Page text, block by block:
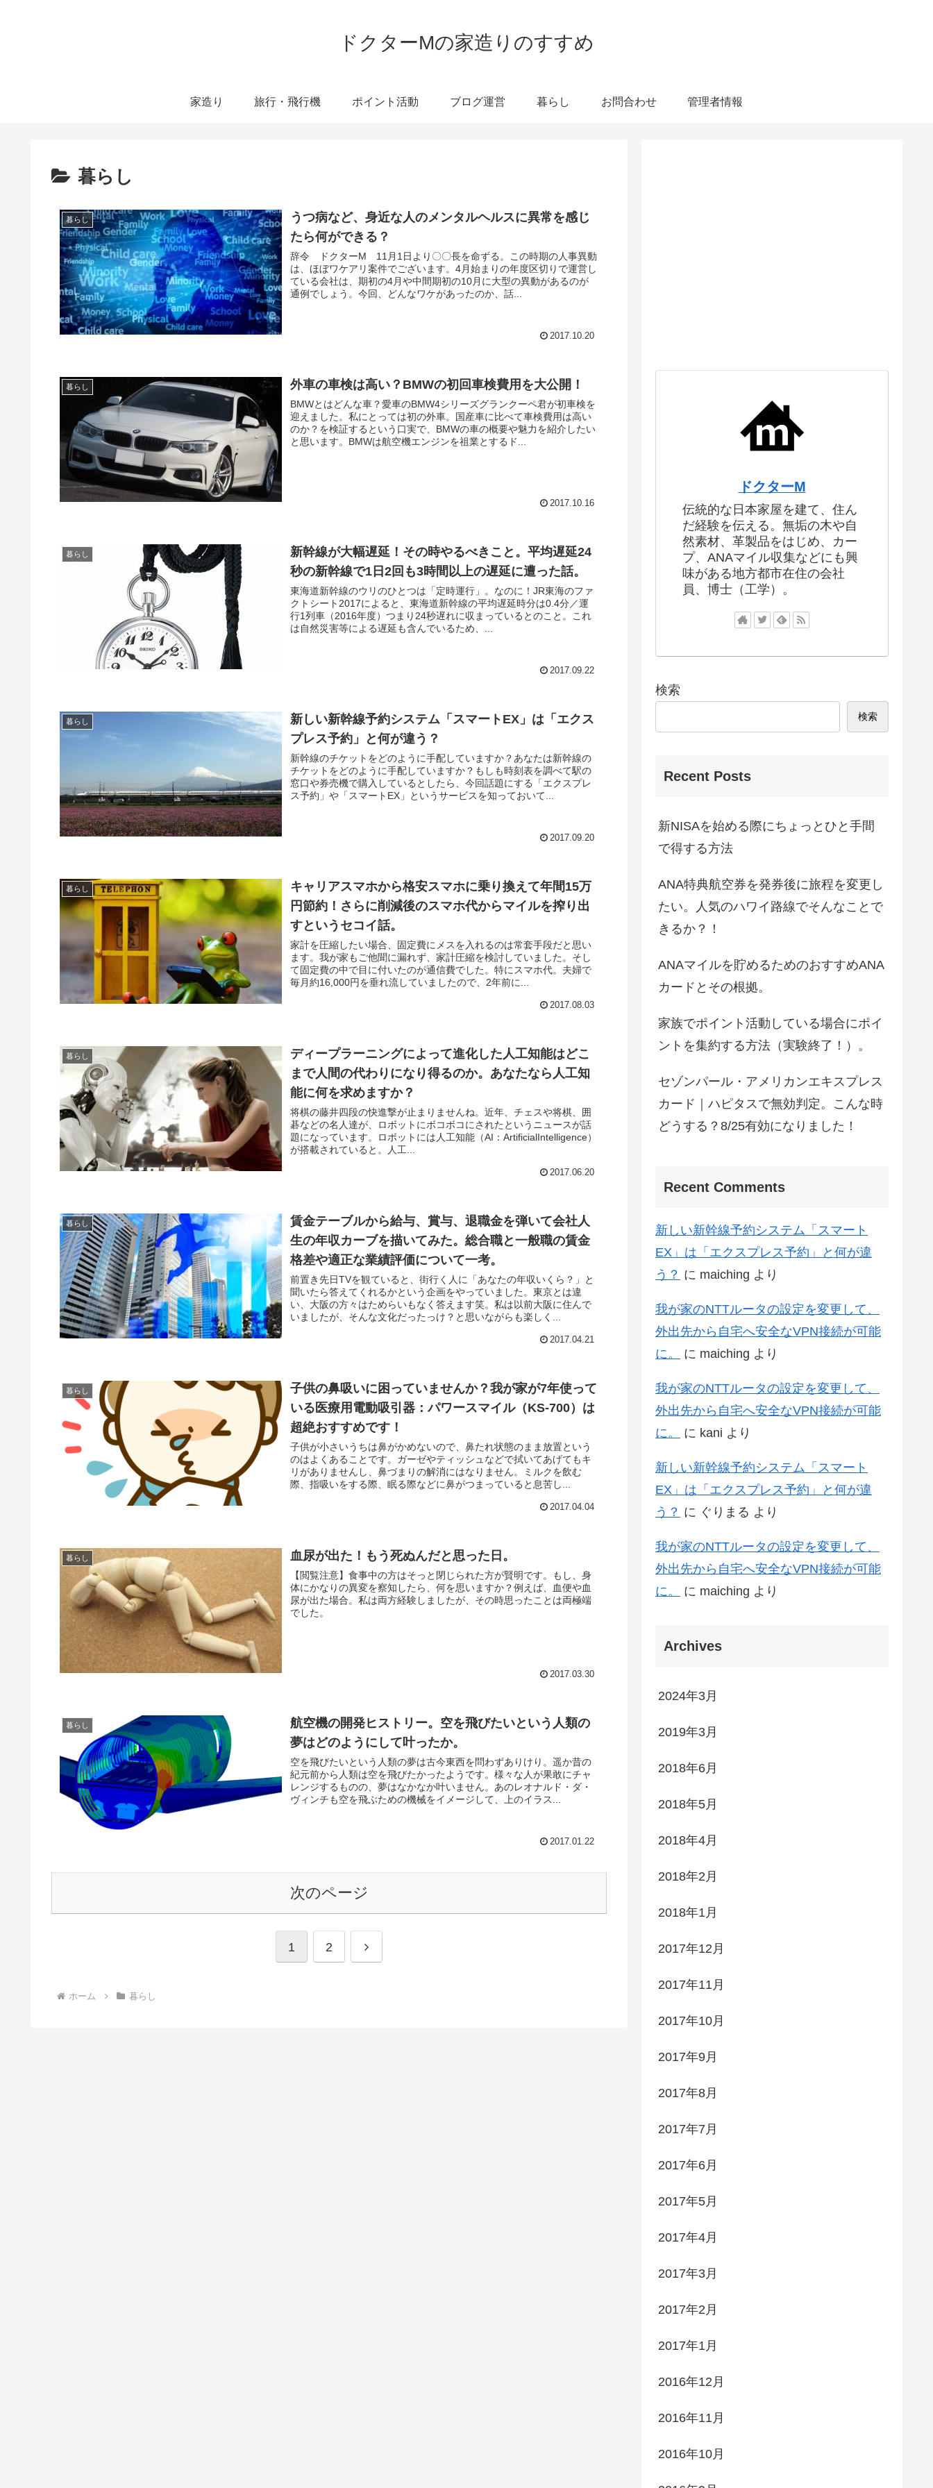
ドクターMの家造りのすすめ
家造り 旅行・飛行機 ポイント活動 ブログ運営 暮らし お問合わせ 管理者情報
暮らし
暮らし
うつ病など、身近な人のメンタルヘルスに異常を感じ
たら何ができる？
辞令 ドクターM 11月1日より〇〇長を命ずる。この時期の人事異動
は、ほぼワケアリ案件でございます。4月始まりの年度区切りで運営し
ている会社は、期初の4月や中間期初の10月に大型の異動があるのが
通例でしょう。今回、どんなワケがあったのか、話...
2017.10.20
暮らし 外車の車検は高い？BMWの初回車検費用を大公開！
BMWとはどんな車？愛車のBMW4シリーズグランクーペ君が初車検を
迎えました。私にとっては初の外車。国産車に比べて車検費用は高い
のか？を検証するという口実で、BMWの車の概要や魅力を紹介したい
と思います。BMWは航空機エンジンを祖業とするド...
2017.10.16
暮らし
新幹線が大幅遅延！その時やるべきこと。平均遅延24
秒の新幹線で1日2回も3時間以上の遅延に遭った話。
東海道新幹線のウリのひとつは「定時運行」。なのに！JR東海のファ
クトシート2017によると、東海道新幹線の平均遅延時分は0.4分／運
行1列車（2016年度）つまり24秒遅れに収まっているとのこと。これ
は自然災害等による遅延も含んでいるため、...
2017.09.22
暮らし
新しい新幹線予約システム「スマートEX」は「エクス
プレス予約」と何が違う？
新幹線のチケットをどのように手配していますか？あなたは新幹線の
チケットをどのように手配していますか？もしも時刻表を調べて駅の
窓口や券売機で購入しているとしたら、今回話題にする「エクスプレ
ス予約」や「スマートEX」というサービスを知っておいて...
2017.09.20
暮らし
キャリアスマホから格安スマホに乗り換えて年間15万
円節約！さらに削減後のスマホ代からマイルを搾り出
すというセコイ話。
家計を圧縮したい場合、固定費にメスを入れるのは常套手段だと思い
ます。我が家もご他聞に漏れず、家計圧縮を検討していました。そし
て固定費の中で目に付いたのが通信費でした。特にスマホ代。夫婦で
毎月約16,000円を垂れ流していましたので、2年前に...
2017.08.03
暮らし
ディープラーニングによって進化した人工知能はどこ
まで人間の代わりになり得るのか。あなたなら人工知
能に何を求めますか？
将棋の藤井四段の快進撃が止まりませんね。近年、チェスや将棋、囲
碁などの名人達が、ロボットにボコボコにされたというニュースが話
題になっています。ロボットには人工知能（AI：ArtificialIntelligence）
が搭載されていると。人工...
2017.06.20
暮らし
賃金テーブルから給与、賞与、退職金を弾いて会社人
生の年収カーブを描いてみた。総合職と一般職の賃金
格差や適正な業績評価について一考。
前置き先日TVを観ていると、街行く人に「あなたの年収いくら？」と
聞いたら答えてくれるかという企画をやっていました。東京とは違
い、大阪の方々はためらいもなく答えます笑。私は以前大阪に住んで
いましたが、そんな文化だったっけ？と思いながらも楽しく...
2017.04.21
暮らし
子供の鼻吸いに困っていませんか？我が家が7年使って
いる医療用電動吸引器：パワースマイル（KS-700）は
超絶おすすめです！
子供が小さいうちは鼻がかめないので、鼻たれ状態のまま放置という
のはよくあることです。ガーゼやティッシュなどで拭いてあげてもキ
リがありませんし、鼻づまりの解消にはなりません。ミルクを飲む
際、指吸いをする際、眠る際などに鼻がつまっていると息苦し...
2017.04.04
暮らし 血尿が出た！もう死ぬんだと思った日。
【閲覧注意】食事中の方はそっと閉じられた方が賢明です。もし、身
体にかなりの異変を察知したら、何を思いますか？例えば、血便や血
尿が出た場合。私は両方経験しましたが、その時思ったことは両極端
でした。
2017.03.30
暮らし
航空機の開発ヒストリー。空を飛びたいという人類の
夢はどのようにして叶ったか。
空を飛びたいという人類の夢は古今東西を問わずありけり。遥か昔の
紀元前から人類は空を飛びたかったようです。様々な人が果敢にチャ
レンジするものの、夢はなかなか叶いません。あのレオナルド・ダ・
ヴィンチも空を飛ぶための機械をイメージして、上のイラス...
2017.01.22
次のページ
1 2 次
ホーム 暮らし
ドクターM
伝統的な日本家屋を建て、住ん
だ経験を伝える。無垢の木や自
然素材、革製品をはじめ、カー
プ、ANAマイル収集などにも興
味がある地方都市在住の会社
員、博士（工学）。
検索
検索
Recent Posts
新NISAを始める際にちょっとひと手間
で得する方法
ANA特典航空券を発券後に旅程を変更し
たい。人気のハワイ路線でそんなことで
きるか？！
ANAマイルを貯めるためのおすすめANA
カードとその根拠。
家族でポイント活動している場合にポイ
ントを集約する方法（実験終了！）。
セゾンパール・アメリカンエキスプレス
カード｜ハピタスで無効判定。こんな時
どうする？8/25有効になりました！
Recent Comments
新しい新幹線予約システム「スマート
EX」は「エクスプレス予約」と何が違
う？ に maiching より
我が家のNTTルータの設定を変更して、
外出先から自宅へ安全なVPN接続が可能
に。
に maiching より
我が家のNTTルータの設定を変更して、
外出先から自宅へ安全なVPN接続が可能
に。
に kani より
新しい新幹線予約システム「スマート
EX」は「エクスプレス予約」と何が違
う？ に ぐりまる より
我が家のNTTルータの設定を変更して、
外出先から自宅へ安全なVPN接続が可能
に。
に maiching より
Archives
2024年3月
2019年3月
2018年6月
2018年5月
2018年4月
2018年2月
2018年1月
2017年12月
2017年11月
2017年10月
2017年9月
2017年8月
2017年7月
2017年6月
2017年5月
2017年4月
2017年3月
2017年2月
2017年1月
2016年12月
2016年11月
2016年10月